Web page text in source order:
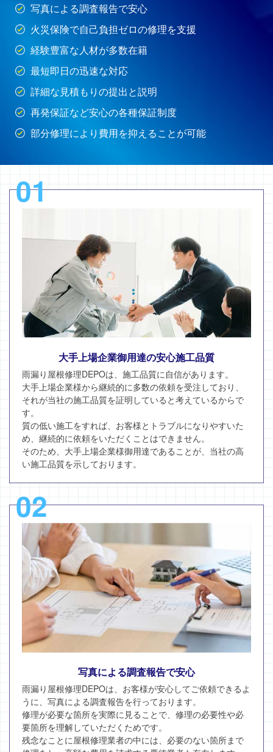
写真による調査報告で安心
火災保険で自己負担ゼロの修理を支援
経験豊富な人材が多数在籍
最短即日の迅速な対応
詳細な見積もりの提出と説明
再発保証など安心の各種保証制度
部分修理により費用を抑えることが可能
01
大手上場企業御用達の安心施工品質
雨漏り屋根修理DEPOは、施工品質に自信があります。
大手上場企業様から継続的に多数の依頼を受注しており、
それが当社の施工品質を証明していると考えているからで
す。
質の低い施工をすれば、お客様とトラブルになりやすいた
め、継続的に依頼をいただくことはできません。
そのため、大手上場企業様御用達であることが、当社の高
い施工品質を示しております。
02
写真による調査報告で安心
雨漏り屋根修理DEPOは、お客様が安心してご依頼できるよ
うに、写真による調査報告を行っております。
修理が必要な箇所を実際に見ることで、修理の必要性や必
要箇所を理解していただくためです。
残念なことに屋根修理業者の中には、必要のない箇所まで